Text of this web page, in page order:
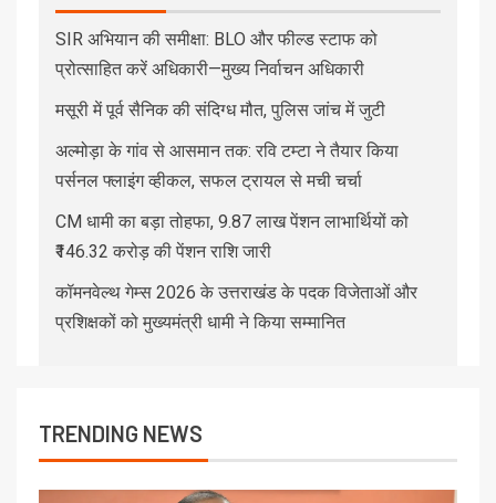
SIR अभियान की समीक्षा: BLO और फील्ड स्टाफ को
प्रोत्साहित करें अधिकारी—मुख्य निर्वाचन अधिकारी
मसूरी में पूर्व सैनिक की संदिग्ध मौत, पुलिस जांच में जुटी
अल्मोड़ा के गांव से आसमान तक: रवि टम्टा ने तैयार किया
पर्सनल फ्लाइंग व्हीकल, सफल ट्रायल से मची चर्चा
CM धामी का बड़ा तोहफा, 9.87 लाख पेंशन लाभार्थियों को
₹146.32 करोड़ की पेंशन राशि जारी
कॉमनवेल्थ गेम्स 2026 के उत्तराखंड के पदक विजेताओं और
प्रशिक्षकों को मुख्यमंत्री धामी ने किया सम्मानित
TRENDING NEWS